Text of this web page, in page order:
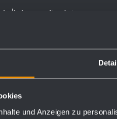
und Anzeigen zu
sur site, à travers
remplissage de